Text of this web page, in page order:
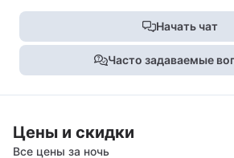
Начать чат
Часто задаваемые
Цены и скидки
Все цены за ночь